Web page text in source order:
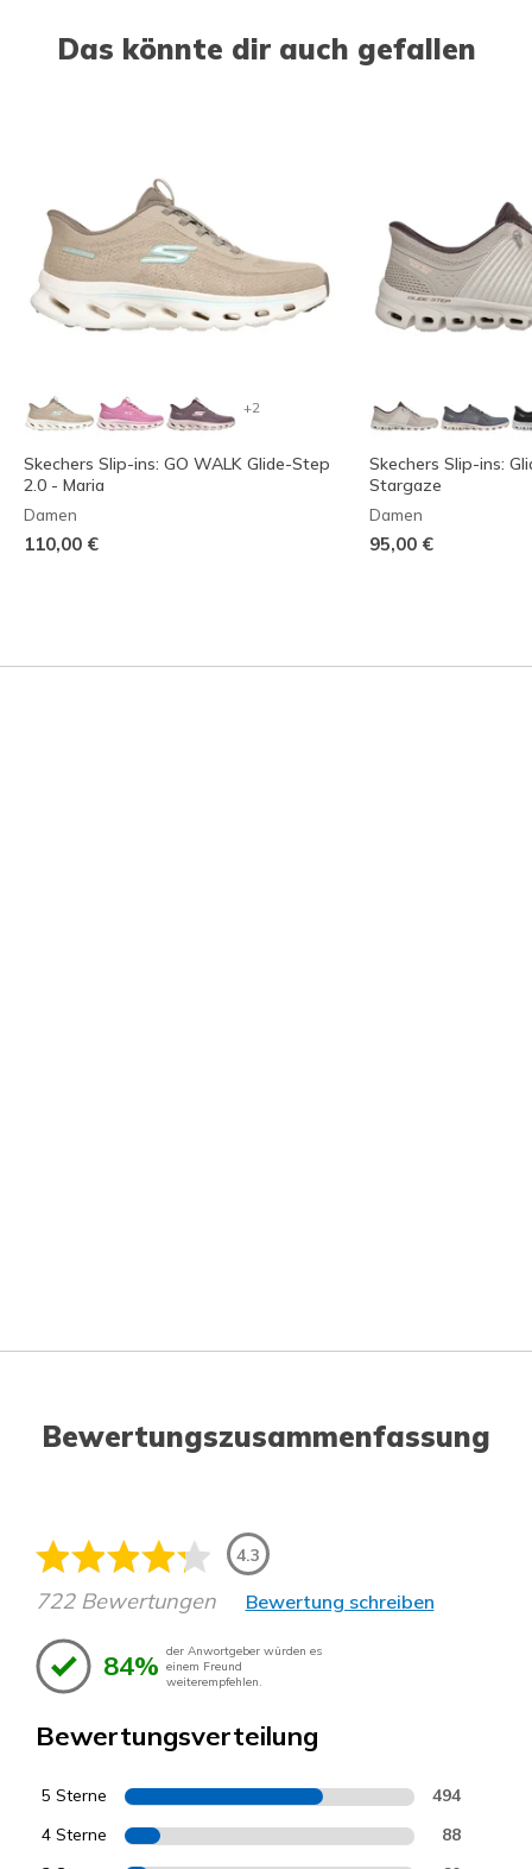
Das könnte dir auch gefallen
+2
Skechers Slip-ins: GO WALK Glide-Step
2.0 - Maria
Damen
110,00 €
Skechers Slip-ins:
Stargaze
Damen
95,00 €
Bewertungszusammenfassung
4.3
722 Bewertungen Bewertung schreiben
84% der Anwortgeber würden es
einem Freund
weiterempfehlen.
Bewertungsverteilung
5 Sterne 494
4 Sterne 88